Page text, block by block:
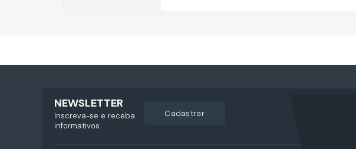
NEWSLETTER
Inscreva-se e receba
informativos
cadastrar